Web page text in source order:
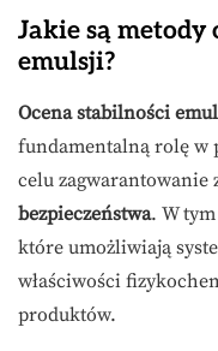
Jakie są
emulsji?
Ocena stabilności
fundamentalną rolę w
celu zagwarantowanie
bezpieczeństwa. W
które umożliwiają
właściwości
produktów.